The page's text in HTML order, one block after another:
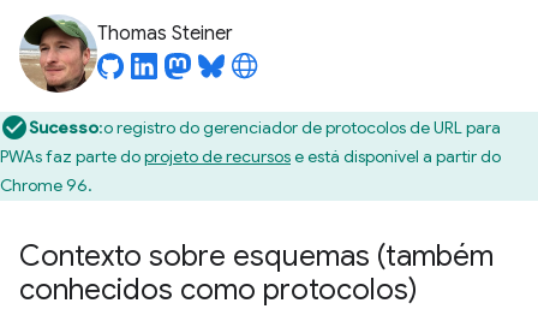
Thomas Steiner
Sucesso:o registro do gerenciador de protocolos de URL para
PWAs faz parte doprojeto de recursose está disponível a partir do
Chrome 96.
Contexto sobre esquemas (também
conhecidos como protocolos)